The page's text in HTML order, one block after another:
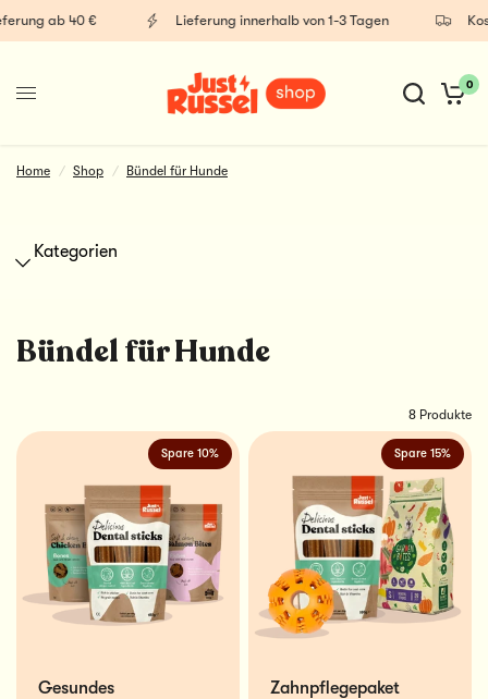
ab 40 € Lieferung innerhalb von 1-3 Tagen
0
Home / Shop / Bündel für Hunde
Kategorien
Hundesnacks
Bündel für Hunde
8 Produkte
Spare 10%
Gesundes
Spare 15%
Zahnpflegepaket